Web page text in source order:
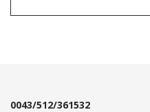
0043/512/361532